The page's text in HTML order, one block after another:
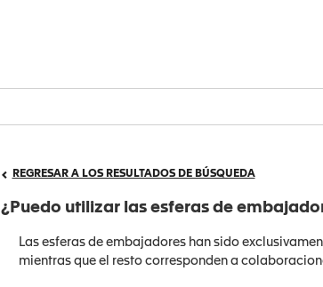
REGRESAR A LOS RESULTADOS DE BÚSQUEDA
¿Puedo utilizar las esferas de
Las esferas de embajadores han sido
mientras que el resto corresponden a